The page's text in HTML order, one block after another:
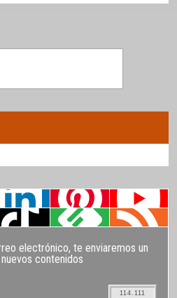
electrónico, te enviaremos un
contenidos
114.111